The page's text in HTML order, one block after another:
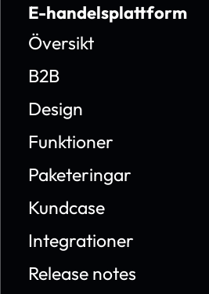
E-handelsplattform
Översikt
B2B
Design
Funktioner
Paketeringar
Kundcase
Integrationer
Release notes